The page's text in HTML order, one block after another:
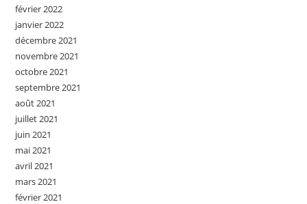
février 2022
janvier 2022
décembre 2021
novembre 2021
octobre 2021
septembre 2021
août 2021
juillet 2021
juin 2021
mai 2021
avril 2021
mars 2021
février 2021